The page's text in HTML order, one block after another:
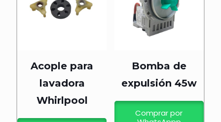
Acople para
lavadora
Whirlpool
Bomba de
expulsión 45w
Comprar por